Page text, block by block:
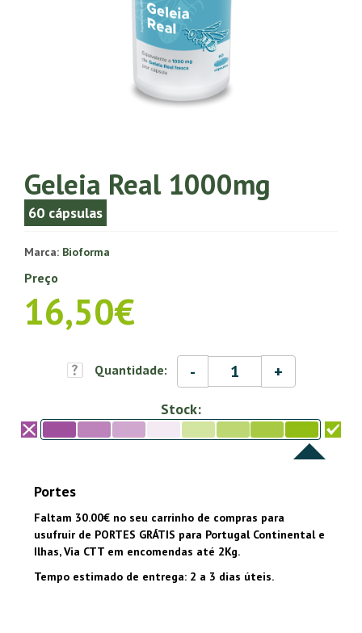
Geleia Real 1000mg
60 cápsulas
Marca: Bioforma
Preço
16,50€
Quantidade: - +
Stock:
Portes
Faltam 30.00€ no seu carrinho de compras para
usufruir de PORTES GRÁTIS para Portugal Continental e
Ilhas, Via CTT em encomendas até 2Kg.
Tempo estimado de entrega: 2 a 3 dias úteis.